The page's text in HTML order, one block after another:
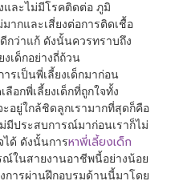
และไม่มีโรคติดต่อ ภูมิ
ากและเสี่ยงต่อการติดเชื้อ
กว่าแก้ ดังนั้นควรทราบถึง
เด็กอย่างถี่ถ้วน
รเป็นพี่เลี้ยงเด็กมาก่อน
อกพี่เลี้ยงเด็กที่ถูกใจทั้ง
อยู่ใกล้ชิดลูกเรามากที่สุดก็คือ
มีประสบการณ์มาก่อนเราก็ไม่
ได้ ดังนั้นการหาพี่เลี้ยงเด็ก
ณ์ในสายงานอาชีพนี้อย่างน้อย
การผ่านฝึกอบรมด้านนี้มาโดย